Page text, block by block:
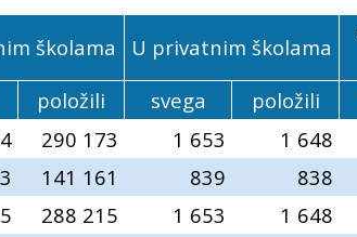
školama U privatnim školama
položili svega položili
290 173 1 653 1 648
141 161 839 838
288 215 1 653 1 648